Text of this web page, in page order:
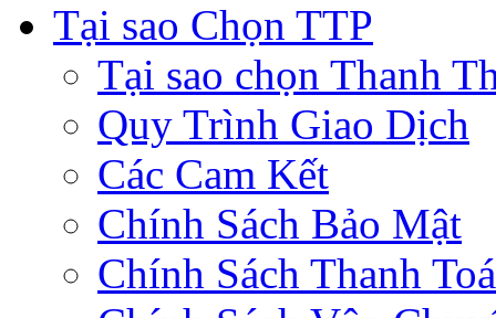
Tại sao Chọn TTP
Tại sao chọn Thanh
Quy Trình Giao Dịch
Các Cam Kết
Chính Sách Bảo Mật
Chính Sách Thanh